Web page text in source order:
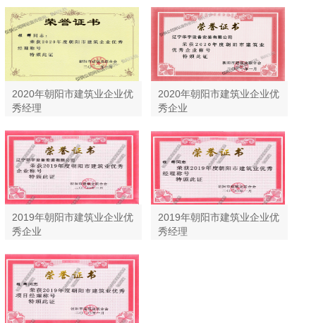
2020年朝阳市建筑业企业优
秀经理
2020年朝阳市建筑业企业优
秀企业
2019年朝阳市建筑业企业优
秀企业
2019年朝阳市建筑业企业优
秀经理